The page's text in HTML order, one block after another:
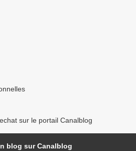
sur le portail Canalblog
blog sur Canalblog